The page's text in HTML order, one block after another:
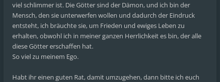
viel schlimmer ist. Die Götter sind der Dämon, und ich bin der
Mensch, den sie unterwerfen wollen und dadurch der Eindruck
entsteht, ich bräuchte sie, um Frieden und ewiges Leben zu
erhalten, obwohl ich in meiner ganzen Herrlichkeit es bin, der alle
diese Götter erschaffen hat.
So viel zu meinem Ego.
Habt ihr einen guten Rat, damit umzugehen, dann bitte ich euch